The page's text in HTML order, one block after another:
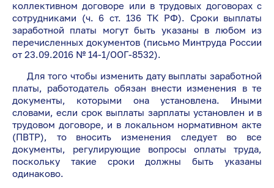
коллективном договоре или в трудовых договорах с
сотрудниками (ч. 6 ст. 136 ТК РФ). Сроки выплаты
заработной платы могут быть указаны в любом из
перечисленных документов (письмо Минтруда России
от 23.09.2016 № 14-1/ООГ-8532).
Для того чтобы изменить дату выплаты заработной
платы, работодатель обязан внести изменения в те
документы, которыми она установлена. Иными
словами, если срок выплаты зарплаты установлен и в
трудовом договоре, и в локальном нормативном акте
(ПВТР), то вносить изменения следует во все
документы, регулирующие вопросы оплаты труда,
поскольку такие сроки должны быть указаны
одинаково.